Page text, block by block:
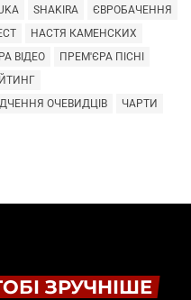
SHAKIRA
ЄВРОБАЧЕННЯ
НАСТЯ КАМЕНСКИХ
ВІДЕО
ПРЕМ'ЄРА ПІСНІ
ОЧЕВИДЦІВ
ЧАРТИ
ЗРУЧНІШЕ